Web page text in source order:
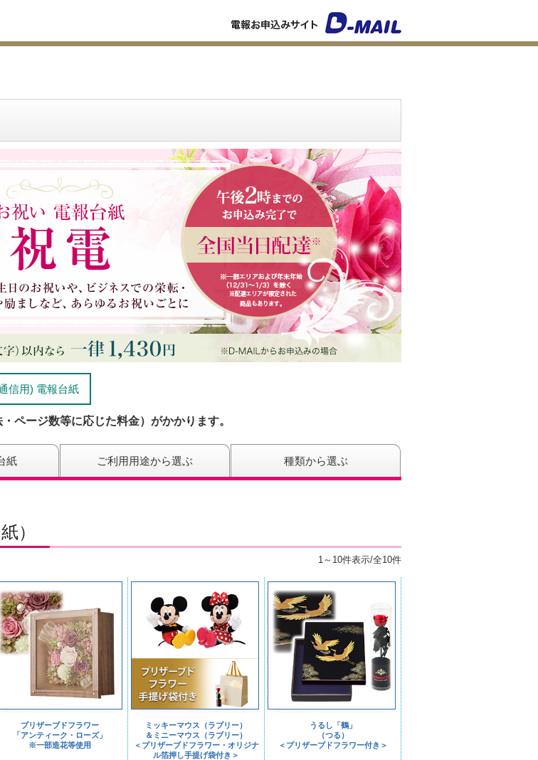
信用) 電報台紙
ページ数等に応じた料金）がかかります。
紙 ご利用用途から選ぶ 種類から選ぶ
）
1～10件表示/全10件
プリザーブドフラワー
「アンティーク・ローズ」
※一部造花等使用
ミッキーマウス（ラブリー）
＆ミニーマウス（ラブリー）
＜プリザーブドフラワー・オリジナ
ル箔押し手提げ袋付き＞
うるし「鶴」
（つる）
＜プリザーブドフラワー付き＞